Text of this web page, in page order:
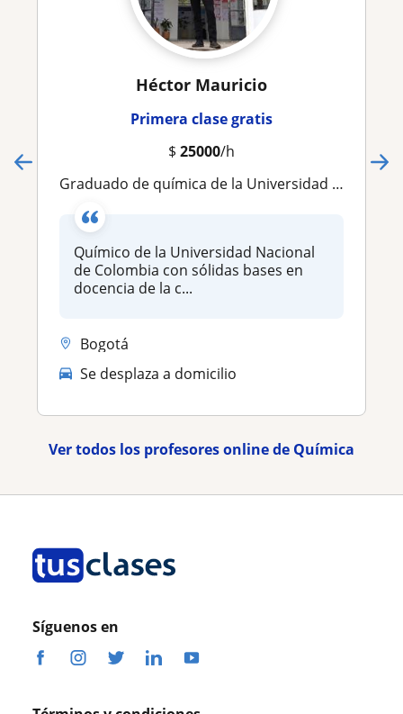
Héctor Mauricio
Primera clase gratis
$ 25000/h
Graduado de química de la Universidad Nacional de Colombia. Doy clases de cualquier área relacionada con química, matemáticas o f
Químico de la Universidad Nacional
de Colombia con sólidas bases en
docencia de la c...
Bogotá
Se desplaza a domicilio
Ver todos los profesores online de Química
Síguenos en